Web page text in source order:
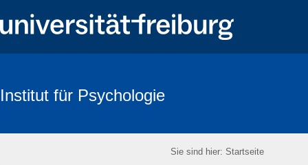
Institut für Psychologie
Sie sind hier: Startseite